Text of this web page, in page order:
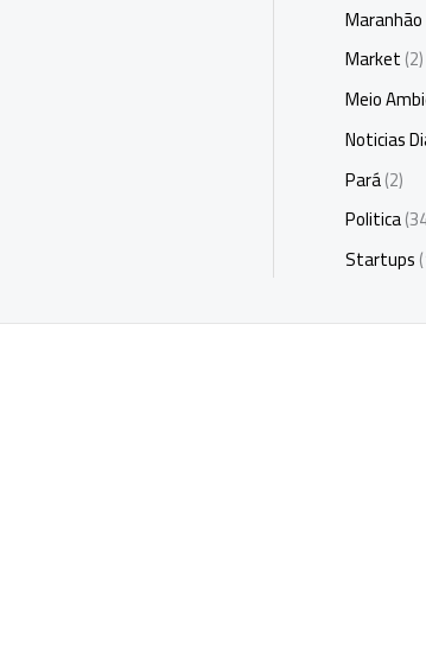
Maranhão
Market(2)
Meio
Noticias
Pará(2)
Politica
Startups